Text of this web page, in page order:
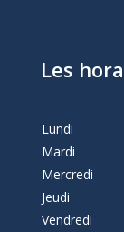
Les
Lundi
Mardi
Mercredi
Jeudi
Vendredi